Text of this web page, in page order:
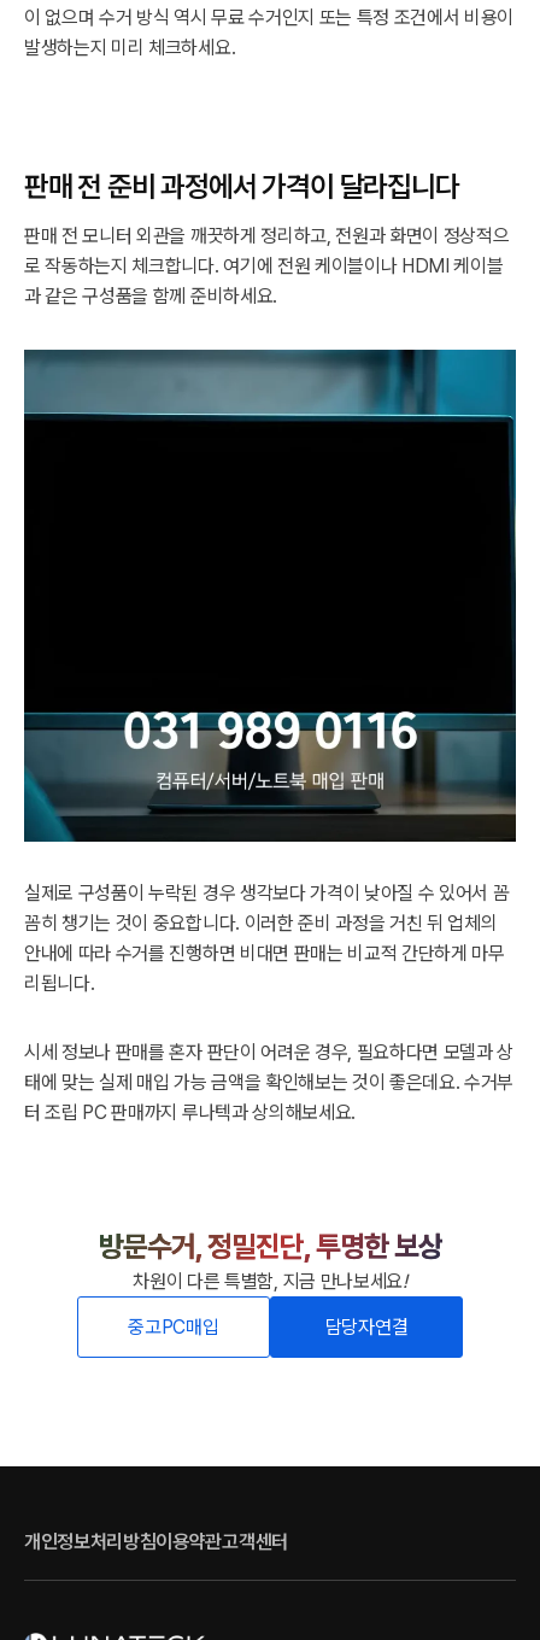
이 없으며 수거 방식 역시 무료 수거인지 또는 특정 조건에서 비용이
발생하는지 미리 체크하세요.
판매 전 준비 과정에서 가격이 달라집니다
판매 전 모니터 외관을 깨끗하게 정리하고, 전원과 화면이 정상적으
로 작동하는지 체크합니다. 여기에 전원 케이블이나 HDMI 케이블
과 같은 구성품을 함께 준비하세요.
실제로 구성품이 누락된 경우 생각보다 가격이 낮아질 수 있어서 꼼
꼼히 챙기는 것이 중요합니다. 이러한 준비 과정을 거친 뒤 업체의
안내에 따라 수거를 진행하면 비대면 판매는 비교적 간단하게 마무
리됩니다.
시세 정보나 판매를 혼자 판단이 어려운 경우, 필요하다면 모델과 상
태에 맞는 실제 매입 가능 금액을 확인해보는 것이 좋은데요. 수거부
터 조립 PC 판매까지 루나텍과 상의해보세요.
방문수거, 정밀진단, 투명한 보상
차원이 다른 특별함, 지금 만나보세요!
중고PC매입
담당자연결
개인정보처리방침이용약관고객센터